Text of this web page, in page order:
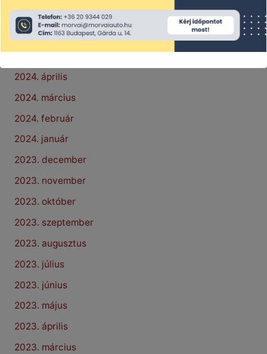
2024. július
2024. június
2024. május
2024. április
2024. március
2024. február
2024. január
2023. december
2023. november
2023. október
2023. szeptember
2023. augusztus
2023. július
2023. június
2023. május
2023. április
2023. március